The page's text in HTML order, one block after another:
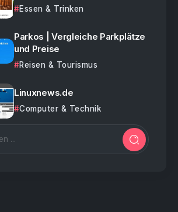
Essen & Trinken
Parkos | Vergleiche Parkplätze
und Preise
Reisen & Tourismus
Linuxnews.de
Computer & Technik